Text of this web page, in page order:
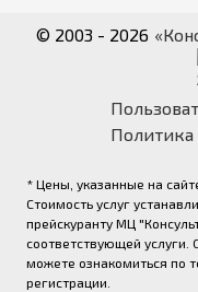
© 2003 - 2026
Политика
* Цены, указанные на
Стоимость услуг
прейскуранту МЦ
соответствующей
можете ознакомиться по
регистрации.